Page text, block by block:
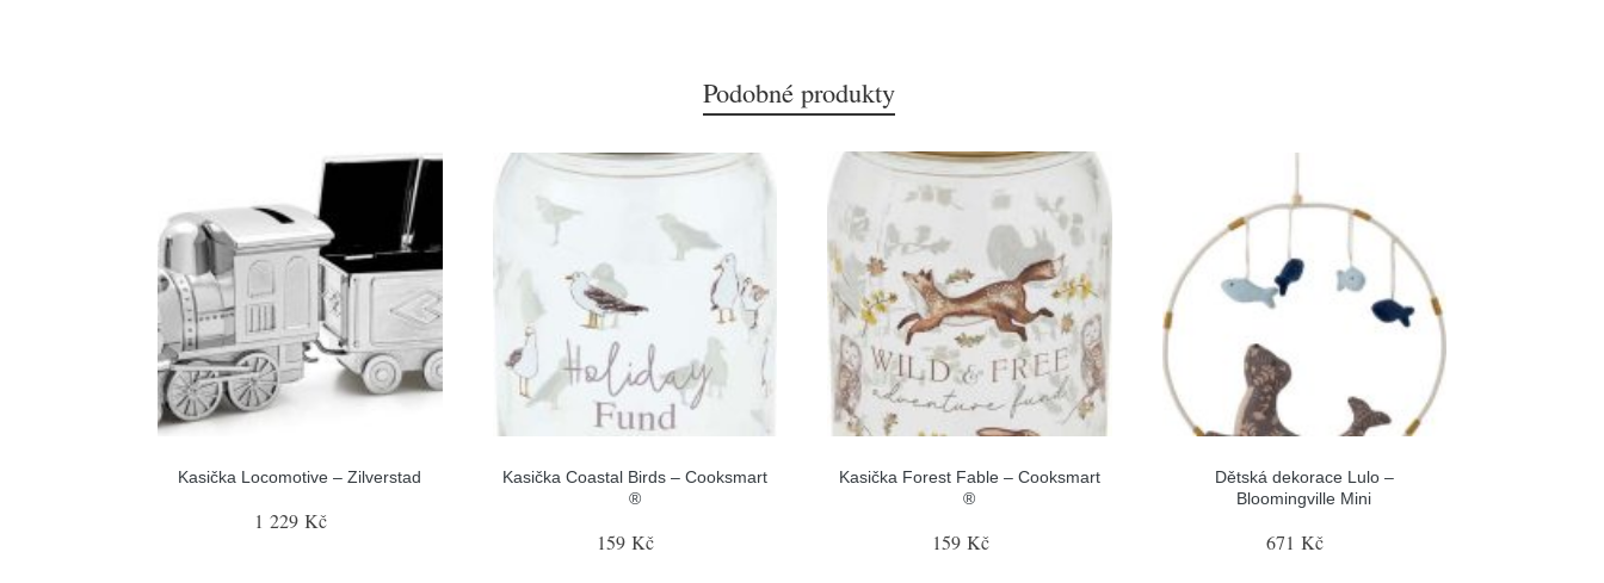
Podobné produkty
Kasička Locomotive – Zilverstad
1 229 Kč
Kasička Coastal Birds – Cooksmart
®
159 Kč
Kasička Forest Fable – Cooksmart
®
159 Kč
Dětská dekorace Lulo –
Bloomingville Mini
671 Kč